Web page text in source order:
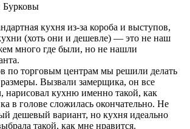
Бурковы
кухня из-за короба и выступов,
(хоть они и дешевле) — это не наш
много где были, но не нашли
по торговым центрам мы решили делать
Вызвали замерщика, он все
нарисовал кухню именно такой, как
в голове сложилась окончательно. Не
дешевый вариант, но кухня идеально
такой, как мне нравится.